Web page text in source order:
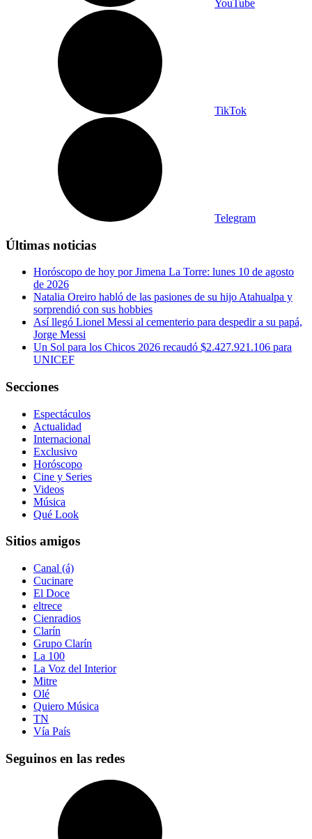
YouTube
TikTok
Telegram
Últimas noticias
Horóscopo de hoy por Jimena La Torre: lunes 10 de agosto
de 2026
Natalia Oreiro habló de las pasiones de su hijo Atahualpa y
sorprendió con sus hobbies
Así llegó Lionel Messi al cementerio para despedir a su papá,
Jorge Messi
Un Sol para los Chicos 2026 recaudó $2.427.921.106 para
UNICEF
Secciones
Espectáculos
Actualidad
Internacional
Exclusivo
Horóscopo
Cine y Series
Videos
Música
Qué Look
Sitios amigos
Canal (á)
Cucinare
El Doce
eltrece
Cienradios
Clarín
Grupo Clarín
La 100
La Voz del Interior
Mitre
Olé
Quiero Música
TN
Vía País
Seguinos en las redes